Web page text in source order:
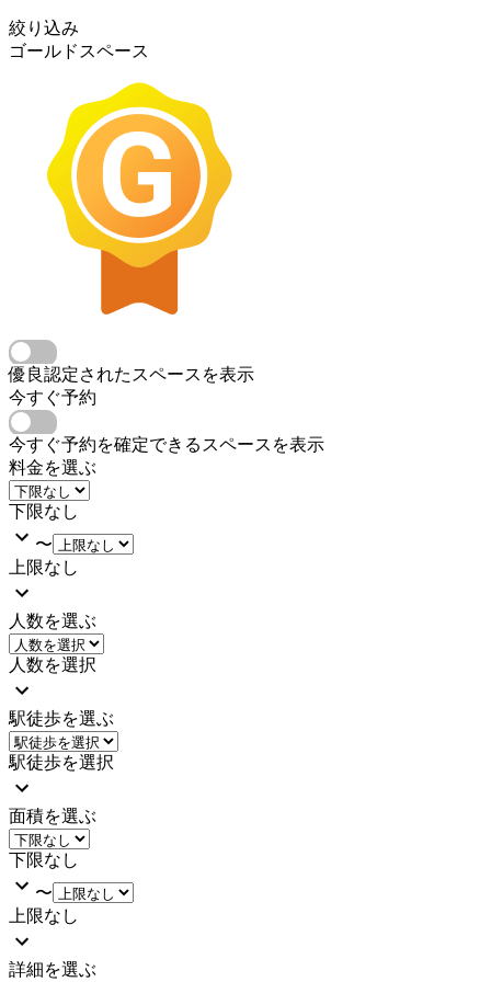
絞り込み
ゴールドスペース
優良認定されたスペースを表示
今すぐ予約
今すぐ予約を確定できるスペースを表示
料金を選ぶ
下限なし
〜
上限なし
人数を選ぶ
人数を選択
駅徒歩を選ぶ
駅徒歩を選択
面積を選ぶ
下限なし
〜
上限なし
詳細を選ぶ